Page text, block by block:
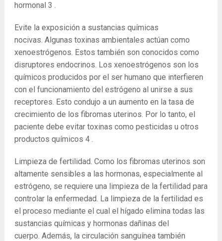
hormonal 3 .
Evite la exposición a sustancias químicas
nocivas. Algunas toxinas ambientales actúan como
xenoestrógenos. Estos también son conocidos como
disruptores endocrinos. Los xenoestrógenos son los
químicos producidos por el ser humano que interfieren
con el funcionamiento del estrógeno al unirse a sus
receptores. Esto condujo a un aumento en la tasa de
crecimiento de los fibromas uterinos. Por lo tanto, el
paciente debe evitar toxinas como pesticidas u otros
productos químicos 4.
Limpieza de fertilidad. Como los fibromas uterinos son
altamente sensibles a las hormonas, especialmente al
estrógeno, se requiere una limpieza de la fertilidad para
controlar la enfermedad. La limpieza de la fertilidad es
el proceso mediante el cual el hígado elimina todas las
sustancias químicas y hormonas dañinas del
cuerpo. Además, la circulación sanguínea también